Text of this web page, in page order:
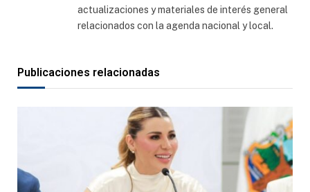
actualizaciones y materiales de interés general
relacionados con la agenda nacional y local.
Publicaciones relacionadas